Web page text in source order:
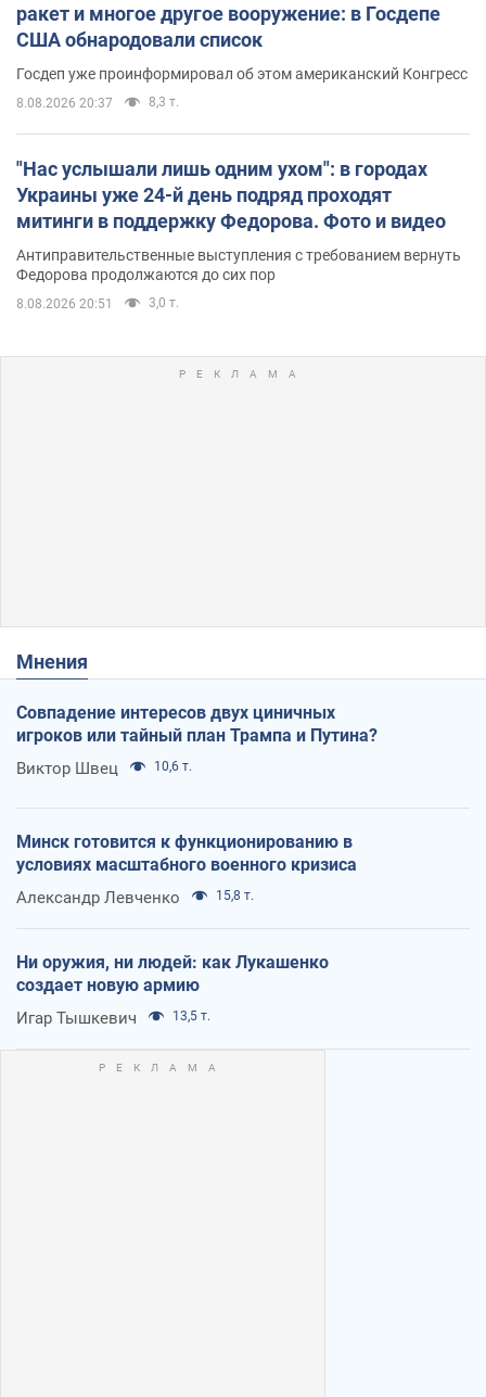
ракет и многое другое вооружение: в Госдепе
США обнародовали список
Госдеп уже проинформировал об этом американский Конгресс
8.08.2026 20:37 8,3 т.
"Нас услышали лишь одним ухом": в городах
Украины уже 24-й день подряд проходят
митинги в поддержку Федорова. Фото и видео
Антиправительственные выступления с требованием вернуть
Федорова продолжаются до сих пор
8.08.2026 20:51 3,0 т.
Мнения
Совпадение интересов двух циничных
игроков или тайный план Трампа и Путина?
Виктор Швец 10,6 т.
Минск готовится к функционированию в
условиях масштабного военного кризиса
Александр Левченко 15,8 т.
Ни оружия, ни людей: как Лукашенко
создает новую армию
Игар Тышкевич 13,5 т.